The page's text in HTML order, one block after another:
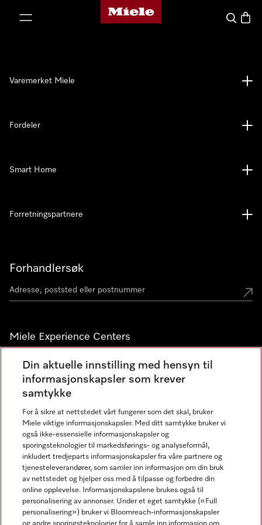
Mieles hjemmeside
Søk
Forhandlersøk
Miele Experience Centers
Miele Experience Center Nesbru
Miele Outlet Nesbru
Nyhetsbrev
Varemerket Miele
Fordeler
Smart Home
Forretningspartnere
Din aktuelle innstilling med hensyn til
informasjonskapsler som krever
samtykke
For å sikre at nettstedet vårt fungerer som det skal, bruker
Miele viktige informasjonskapsler. Med ditt samtykke bruker vi
også ikke-essensielle informasjonskapsler og
sporingsteknologier til markedsførings- og analyseformål,
inkludert tredjeparts informasjonskapsler fra våre partnere og
tjenesteleverandører, som samler inn informasjon om din bruk
av nettstedet og hjelper oss med å tilpasse og forbedre din
online opplevelse. Informasjonskapslene brukes også til
personalisering av annonser. Under et eget samtykke («Full
personalisering») bruker vi Bloomreach-informasjonskapsler